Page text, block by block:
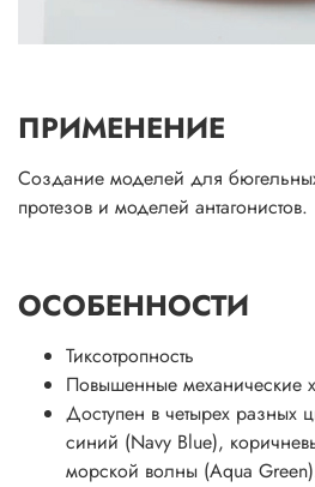
ПРИМЕНЕНИЕ
Создание моделей для
протезов и моделей антагонистов.
ОСОБЕННОСТИ
Тиксотропность
Повышенные механические
Доступен в четырех разных
синий (Navy Blue),
морской волны (Aqua